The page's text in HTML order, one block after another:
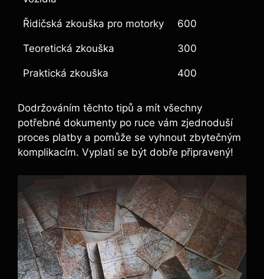
Řidičská zkouška pro motorky 600
Teoretická zkouška 300
Praktická zkouška 400
Dodržováním těchto tipů ‌a ⁣mít všechny⁢
potřebné dokumenty po ruce vám zjednoduší
proces platby a pomůže se vyhnout zbytečným
komplikacím. Vyplatí se být dobře připravený!